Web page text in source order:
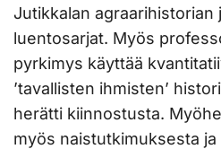
Jutikkalan agraarihistorian
luentosarjat. Myös
pyrkimys käyttää
’tavallisten ihmisten’
herätti kiinnostusta.
myös naistutkimuksesta